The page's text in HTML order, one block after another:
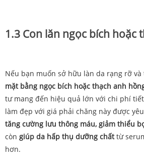
1.3 Con lăn ngọc bích hoặc
Nếu bạn muốn sở hữu làn da rạng rỡ
mặt bằng ngọc bích hoặc thạch anh
tư mang đến hiệu quả lớn với chi phí
làm đẹp với giá phải chăng này được
tăng cường lưu thông máu, giảm thiểu
còn giúp da hấp thụ dưỡng chấttừ
hơn.